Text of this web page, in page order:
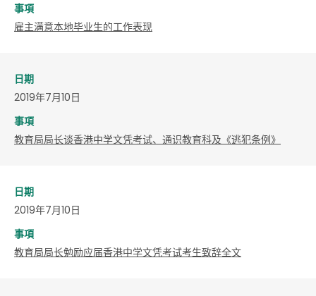
事項
雇主满意本地毕业生的工作表现
日期
2019年7月10日
事項
教育局局长谈香港中学文凭考试、通识教育科及《逃犯条例》
日期
2019年7月10日
事項
教育局局长勉励应届香港中学文凭考试考生致辞全文